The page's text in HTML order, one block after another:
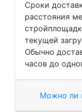
Сроки
расстояния
текущей
Обычно
часов до
Можно ли